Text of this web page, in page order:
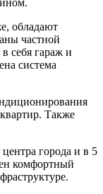
обладают
частной
себя гараж и
система
Также
города и в 5
комфортный